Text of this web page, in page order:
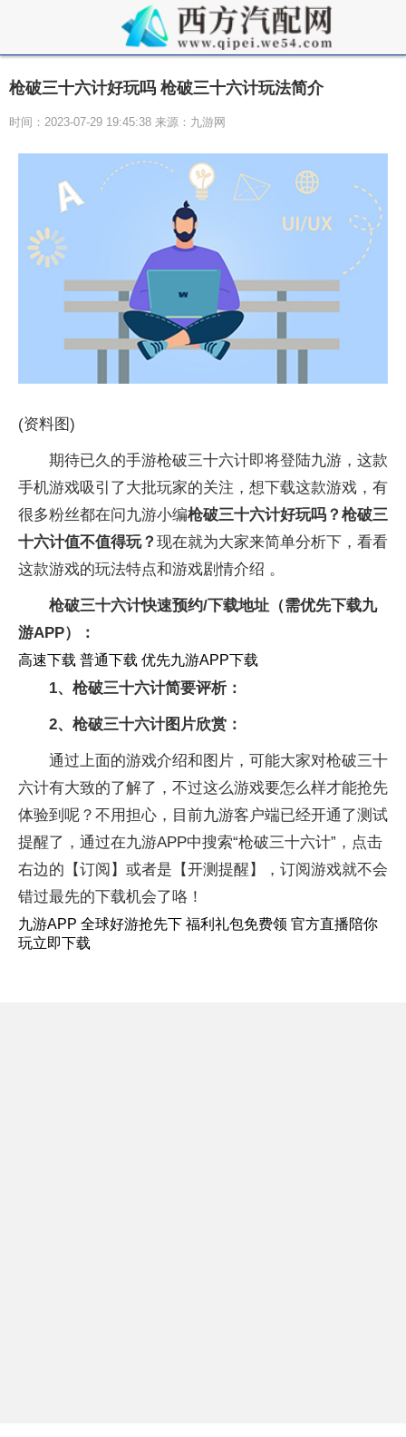
枪破三十六计好玩吗 枪破三十六计玩法简介
时间：2023-07-29 19:45:38 来源：九游网
(资料图)
期待已久的手游枪破三十六计即将登陆九游，这款
手机游戏吸引了大批玩家的关注，想下载这款游戏，有
很多粉丝都在问九游小编枪破三十六计好玩吗？枪破三
十六计值不值得玩？ 现在就为大家来简单分析下，看看
这款游戏的玩法特点和游戏剧情介绍 。
枪破三十六计快速预约/下载地址（需优先下载九
游APP）：
高速下载 普通下载 优先九游APP下载
1、枪破三十六计简要评析：
2、枪破三十六计图片欣赏：
通过上面的游戏介绍和图片，可能大家对枪破三十
六计有大致的了解了，不过这么游戏要怎么样才能抢先
体验到呢？不用担心，目前九游客户端已经开通了测试
提醒了，通过在九游APP中搜索“枪破三十六计”，点击
右边的【订阅】或者是【开测提醒】，订阅游戏就不会
错过最先的下载机会了咯！
九游APP 全球好游抢先下 福利礼包免费领 官方直播陪你
玩立即下载